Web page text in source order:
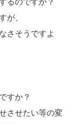
ですか？」って
ょう・・・？
マイナスポイン
性」とのやりと
るのですか？
が、
さそうですよ
すか？
させたい等の変